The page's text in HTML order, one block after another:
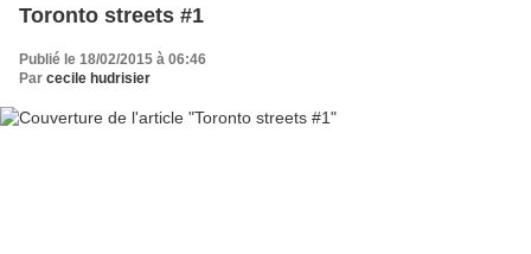
Toronto streets #1
Publié le 18/02/2015 à 06:46
Par cecile hudrisier